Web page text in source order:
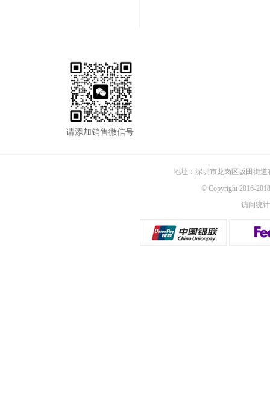
请添加销售微信号
地址：深圳市龙岗区坂田街
© Copyright 2016-
访问统